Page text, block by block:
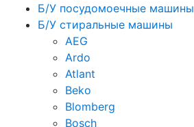
Б/У посудомоечные машины
Б/У стиральные машины
AEG
Ardo
Atlant
Beko
Blomberg
Bosch